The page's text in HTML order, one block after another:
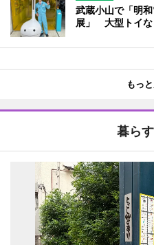
武蔵小山で「明
展」 大型トイ
もっ
暮ら